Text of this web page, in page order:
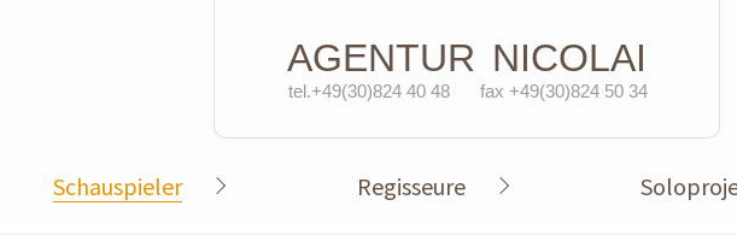
AGENTUR NICOLAI
tel.+49(30)824 40 48 fax +49(30)824 50 34
Schauspieler Regisseure